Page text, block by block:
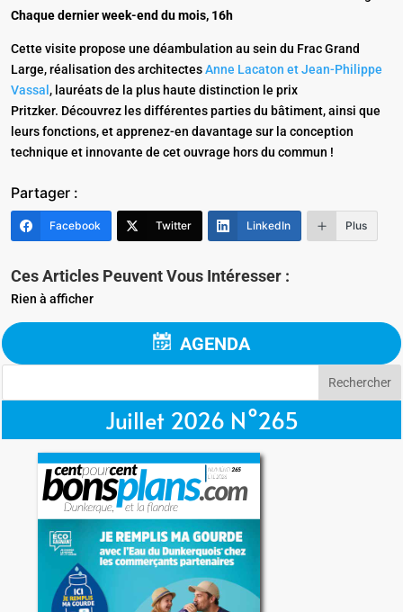
Chaque dernier week-end du mois, 16h
Cette visite propose une déambulation au sein du Frac Grand
Large, réalisation des architectesAnne Lacaton et Jean-Philippe
Vassal , lauréats de la plus haute distinction le prix
Pritzker. Découvrez les différentes parties du bâtiment, ainsi que
leurs fonctions, et apprenez-en davantage sur la conception
technique et innovante de cet ouvrage hors du commun !
Partager :
Facebook Twitter LinkedIn Plus
Ces Articles Peuvent Vous Intéresser :
Rien à afficher
AGENDA
Juillet 2026 N°265